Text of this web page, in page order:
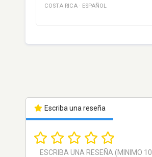
COSTA RICA · ESPAÑOL
Escriba una reseña